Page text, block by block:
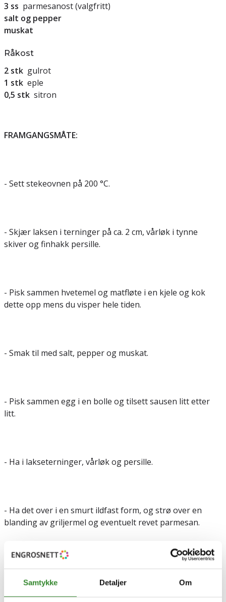
Samtykke Detaljer Om
3 ss parmesanost (valgfritt)
salt og pepper
muskat
Råkost
2 stk gulrot
1 stk eple
0,5 stk sitron
FRAMGANGSMÅTE:
- Sett stekeovnen på 200 °C.
- Skjær laksen i terninger på ca. 2 cm, vårløk i tynne
skiver og finhakk persille.
- Pisk sammen hvetemel og matfløte i en kjele og kok
dette opp mens du visper hele tiden.
- Smak til med salt, pepper og muskat.
- Pisk sammen egg i en bolle og tilsett sausen litt etter
litt.
- Ha i lakseterninger, vårløk og persille.
- Ha det over i en smurt ildfast form, og strø over en
blanding av griljermel og eventuelt revet parmesan.
- Stek fiskegratengen i stekeovnen i ca. 25-30 minutter
på nederste rille.